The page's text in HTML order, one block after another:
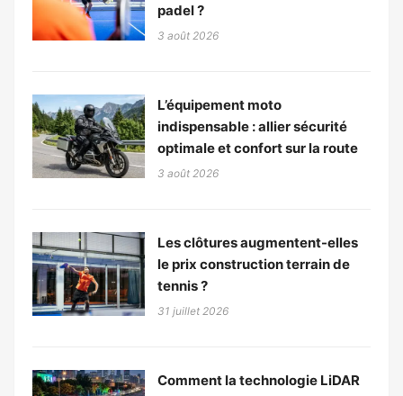
padel ?
3 août 2026
L’équipement moto
indispensable : allier sécurité
optimale et confort sur la route
3 août 2026
Les clôtures augmentent-elles
le prix construction terrain de
tennis ?
31 juillet 2026
Comment la technologie LiDAR